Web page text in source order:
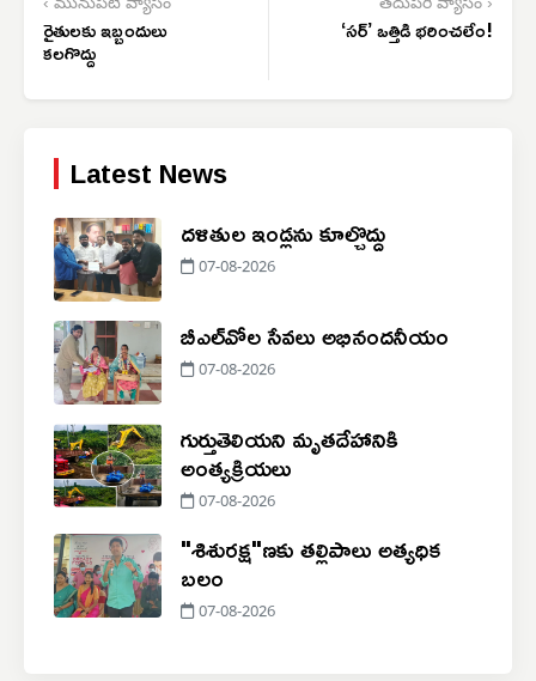
‹ మునుపటి వ్యాసం
రైతులకు ఇబ్బందులు
కలగొద్దు
తదుపరి వ్యాసం ›
‘సర్’ ఒత్తిడి భరించలేం!
Latest News
దళితుల ఇండ్లను కూల్చొద్దు
07-08-2026
బీఎల్‌వోల సేవలు అభినందనీయం
07-08-2026
గుర్తుతెలియని మృతదేహానికి
అంత్యక్రియలు
07-08-2026
"శిశురక్ష"ణకు తల్లిపాలు అత్యధిక
బలం
07-08-2026